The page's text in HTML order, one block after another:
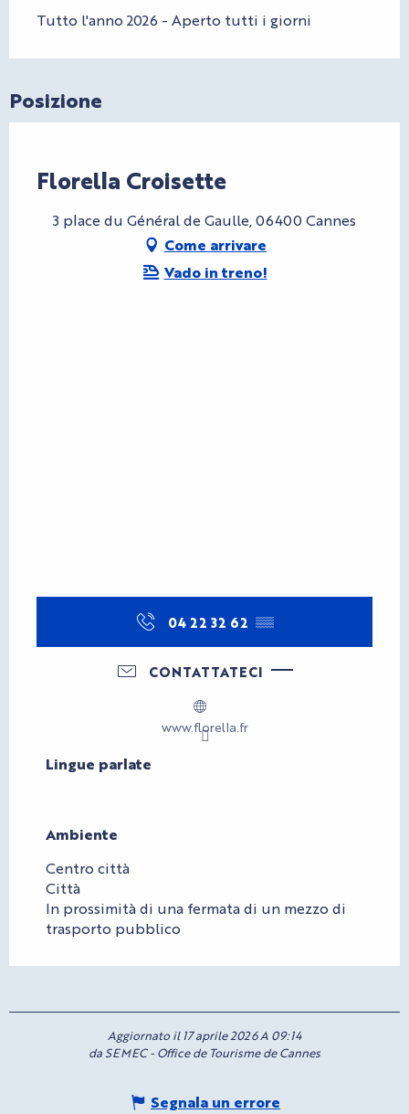
Tutto l'anno 2026 - Aperto tutti i giorni
Posizione
Florella Croisette
3 place du Général de Gaulle, 06400 Cannes
Come arrivare
Vado in treno!
04 22 32 62 ▒▒
CONTATTATECI
www.florella.fr
Lingue parlate
Lingue parlate
Ambiente
Ambiente
Centro città
Città
In prossimità di una fermata di un mezzo di
trasporto pubblico
Aggiornato il 17 aprile 2026 A 09:14
da SEMEC - Office de Tourisme de Cannes
Segnala un errore